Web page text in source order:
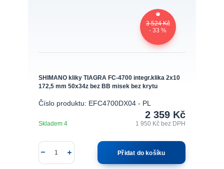
3 524 Kč
- 33 %
SHIMANO kliky TIAGRA FC-4700 integr.klika 2x10
172,5 mm 50x34z bez BB misek bez krytu
Číslo produktu: EFC4700DX04 - PL
2 359 Kč
1 950 Kčbez DPH
Skladem 4
Přidat do košíku